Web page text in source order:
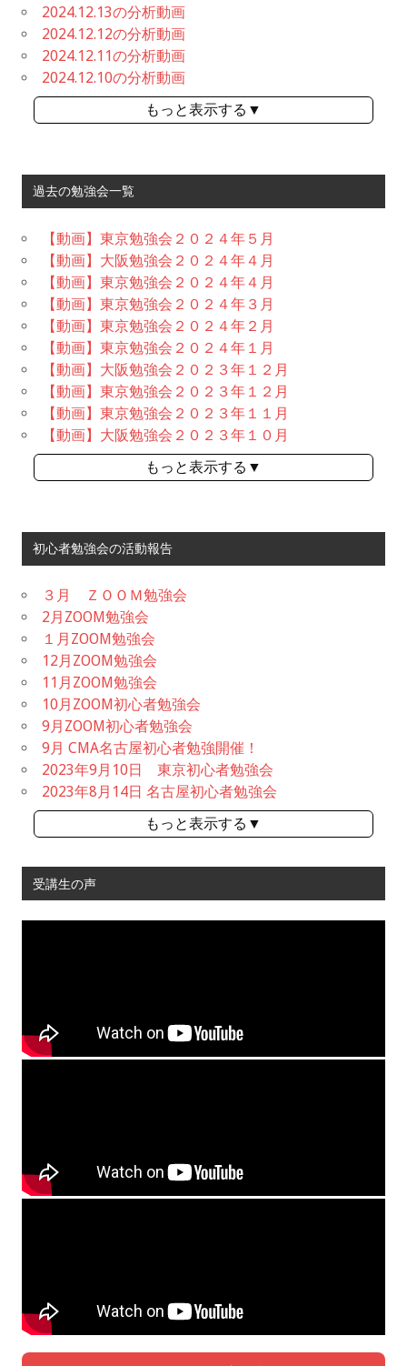
2024.12.13の分析動画
2024.12.12の分析動画
2024.12.11の分析動画
2024.12.10の分析動画
もっと表示する▼
過去の勉強会一覧
【動画】東京勉強会２０２４年５月
【動画】大阪勉強会２０２４年４月
【動画】東京勉強会２０２４年４月
【動画】東京勉強会２０２４年３月
【動画】東京勉強会２０２４年２月
【動画】東京勉強会２０２４年１月
【動画】大阪勉強会２０２３年１２月
【動画】東京勉強会２０２３年１２月
【動画】東京勉強会２０２３年１１月
【動画】大阪勉強会２０２３年１０月
もっと表示する▼
初心者勉強会の活動報告
３月 ＺＯＯＭ勉強会
2月ZOOM勉強会
１月ZOOM勉強会
12月ZOOM勉強会
11月ZOOM勉強会
10月ZOOM初心者勉強会
9月ZOOM初心者勉強会
9月 CMA名古屋初心者勉強開催！
2023年9月10日 東京初心者勉強会
2023年8月14日 名古屋初心者勉強会
もっと表示する▼
受講生の声